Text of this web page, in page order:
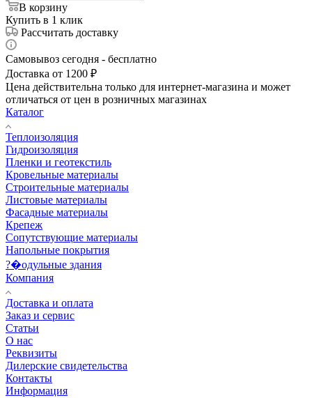
В корзину
Купить в 1 клик
Рассчитать доставку
Самовывоз сегодня - бесплатно
Доставка от 1200 ₽
Цена действительна только для интернет-магазина и может
отличаться от цен в розничных магазинах
Каталог
Теплоизоляция
Гидроизоляция
Пленки и геотекстиль
Кровельные материалы
Строительные материалы
Листовые материалы
Фасадные материалы
Крепеж
Сопутствующие материалы
Напольные покрытия
?�одульные здания
Компания
Доставка и оплата
Заказ и сервис
Статьи
О нас
Реквизиты
Дилерские свидетельства
Контакты
Информация